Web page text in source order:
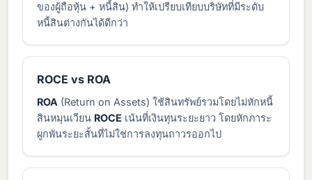
ของผู้ถือหุ้น + หนี้สิน) ทำให้เปรียบเทียบบริษัทที่มีระดับ
หนี้สินต่างกันได้ดีกว่า
ROCE vs ROA
ROA (Return on Assets) ใช้สินทรัพย์รวมโดยไม่หักหนี้
สินหมุนเวียน ROCE เน้นที่เงินทุนระยะยาว โดยหักภาระ
ผูกพันระยะสั้นที่ไม่ใช่การลงทุนถาวรออกไป